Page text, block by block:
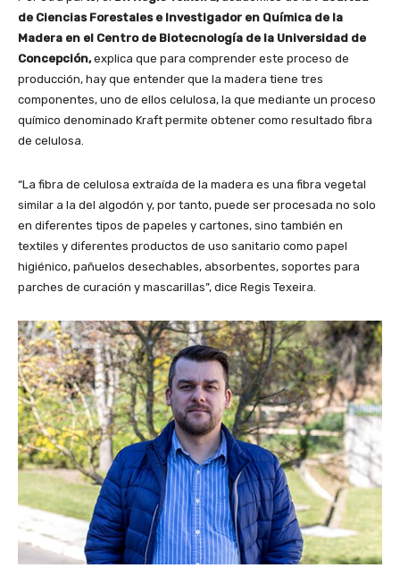
de Ciencias Forestales e Investigador en Química de la
Madera en el Centro de Biotecnología de la Universidad de
Concepción,explica que para comprender este proceso de
producción, hay que entender que la madera tiene tres
componentes, uno de ellos celulosa, la que mediante un proceso
químico denominado Kraft permite obtener como resultado fibra
de celulosa.
“La fibra de celulosa extraída de la madera es una fibra vegetal
similar a la del algodón y, por tanto, puede ser procesada no solo
en diferentes tipos de papeles y cartones, sino también en
textiles y diferentes productos de uso sanitario como papel
higiénico, pañuelos desechables, absorbentes, soportes para
parches de curación y mascarillas”, dice Regis Texeira.